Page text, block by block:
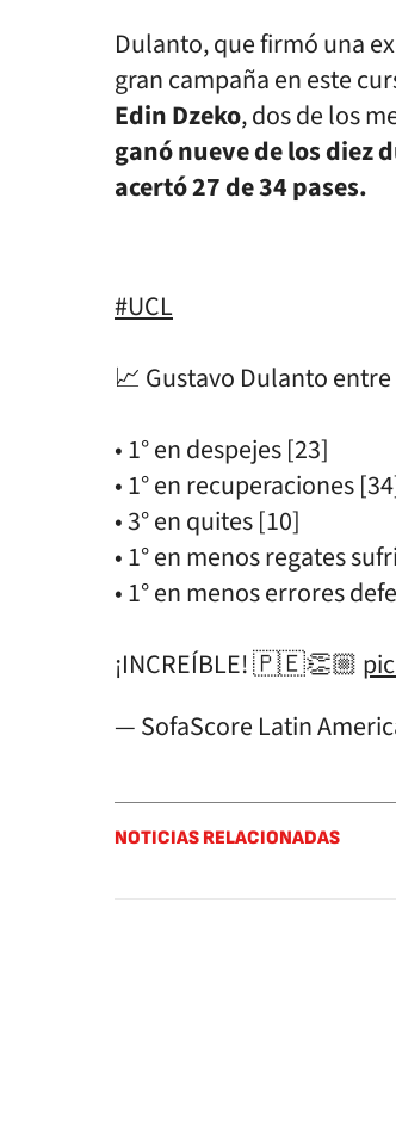
Dulanto, que firmó una
gran campaña en este
Edin Dzeko, dos de los
ganó nueve de los diez
acertó 27 de 34 pases.
#UCL
📈 Gustavo Dulanto
• 1° en despejes [23]
• 1° en recuperaciones
• 3° en quites [10]
• 1° en menos regates
• 1° en menos errores
¡INCREÍBLE! 🇵🇪👏🏼
— SofaScore Latin
NOTICIAS RELACIONADAS